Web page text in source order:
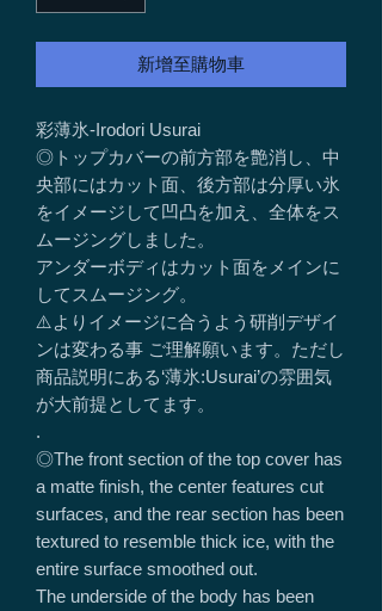
新增至購物車
彩薄氷-Irodori Usurai
◎トップカバーの前方部を艶消し、中
央部にはカット面、後方部は分厚い氷
をイメージして凹凸を加え、全体をス
ムージングしました。
アンダーボディはカット面をメインに
してスムージング。
⚠️よりイメージに合うよう研削デザイ
ンは変わる事 ご理解願います。ただし
商品説明にある‘薄氷:Usurai’の雰囲気
が大前提としてます。
.
◎The front section of the top cover has
a matte finish, the center features cut
surfaces, and the rear section has been
textured to resemble thick ice, with the
entire surface smoothed out.
The underside of the body has been